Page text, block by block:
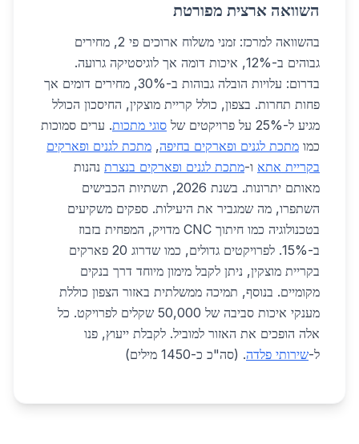
השוואה ארצית מפורטת
בהשוואה למרכז: זמני משלוח ארוכים פי 2, מחירים
גבוהים ב-12%, איכות דומה אך לוגיסטיקה גרועה.
בדרום: עלויות הובלה גבוהות ב-30%, מחירים דומים אך
פחות תחרות. בצפון, כולל קריית מוצקין, החיסכון הכולל
מגיע ל-25% על פרויקטים של
סוגי מתכות. ערים סמוכות
כמו מתכת לגנים ופארקים בחיפה, מתכת לגנים ופארקים
בקריית אתא ו-מתכת לגנים ופארקים בנצרת נהנות
מאותם יתרונות. בשנת 2026, תשתיות הכבישים
השתפרו, מה שמגביר את היעילות. ספקים משקיעים
בטכנולוגיה כמו חיתוך CNC מדויק, המפחית בזבוז
ב-15%. לפרויקטים גדולים, כמו שדרוג 20 פארקים
בקריית מוצקין, ניתן לקבל מימון מיוחד דרך בנקים
מקומיים. בנוסף, תמיכה ממשלתית באזור הצפון כוללת
מענקי איכות סביבה של 50,000 שקלים לפרויקט. כל
אלה הופכים את האזור למוביל. לקבלת ייעוץ, פנו
ל-שירותי פלדה. (סה"כ כ-1450 מילים)